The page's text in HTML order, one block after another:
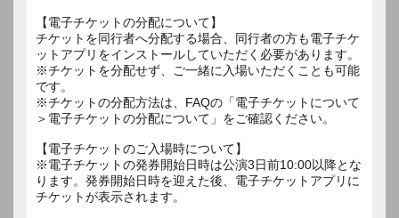
【電子チケットの分配について】
チケットを同行者へ分配する場合、同行者の方も電子チケ
ットアプリをインストールしていただく必要があります。
※チケットを分配せず、ご一緒に入場いただくことも可能
です。
※チケットの分配方法は、FAQの「電子チケットについて
＞電子チケットの分配について」をご確認ください。
【電子チケットのご入場時について】
※電子チケットの発券開始日時は公演3日前10:00以降とな
ります。発券開始日時を迎えた後、電子チケットアプリに
チケットが表示されます。